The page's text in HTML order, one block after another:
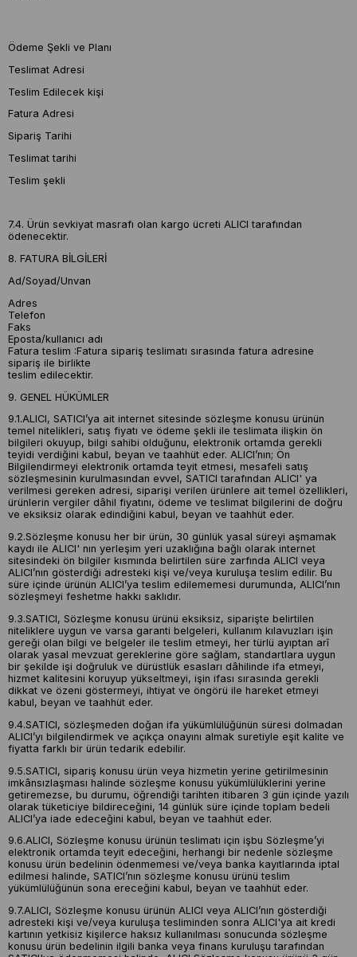
Ödeme Şekli ve Planı
Teslimat Adresi
Teslim Edilecek kişi
Fatura Adresi
Sipariş Tarihi
Teslimat tarihi
Teslim şekli
7.4. Ürün sevkiyat masrafı olan kargo ücreti ALICI tarafından
ödenecektir.
8. FATURA BİLGİLERİ
Ad/Soyad/Unvan
Adres
Telefon
Faks
Eposta/kullanıcı adı
Fatura teslim :Fatura sipariş teslimatı sırasında fatura adresine
sipariş ile birlikte
teslim edilecektir.
9. GENEL HÜKÜMLER
9.1.ALICI, SATICI’ya ait internet sitesinde sözleşme konusu ürünün
temel nitelikleri, satış fiyatı ve ödeme şekli ile teslimata ilişkin ön
bilgileri okuyup, bilgi sahibi olduğunu, elektronik ortamda gerekli
teyidi verdiğini kabul, beyan ve taahhüt eder. ALICI’nın; Ön
Bilgilendirmeyi elektronik ortamda teyit etmesi, mesafeli satış
sözleşmesinin kurulmasından evvel, SATICI tarafından ALICI' ya
verilmesi gereken adresi, siparişi verilen ürünlere ait temel özellikleri,
ürünlerin vergiler dâhil fiyatını, ödeme ve teslimat bilgilerini de doğru
ve eksiksiz olarak edindiğini kabul, beyan ve taahhüt eder.
9.2.Sözleşme konusu her bir ürün, 30 günlük yasal süreyi aşmamak
kaydı ile ALICI' nın yerleşim yeri uzaklığına bağlı olarak internet
sitesindeki ön bilgiler kısmında belirtilen süre zarfında ALICI veya
ALICI’nın gösterdiği adresteki kişi ve/veya kuruluşa teslim edilir. Bu
süre içinde ürünün ALICI’ya teslim edilememesi durumunda, ALICI’nın
sözleşmeyi feshetme hakkı saklıdır.
9.3.SATICI, Sözleşme konusu ürünü eksiksiz, siparişte belirtilen
niteliklere uygun ve varsa garanti belgeleri, kullanım kılavuzları işin
gereği olan bilgi ve belgeler ile teslim etmeyi, her türlü ayıptan arî
olarak yasal mevzuat gereklerine göre sağlam, standartlara uygun
bir şekilde işi doğruluk ve dürüstlük esasları dâhilinde ifa etmeyi,
hizmet kalitesini koruyup yükseltmeyi, işin ifası sırasında gerekli
dikkat ve özeni göstermeyi, ihtiyat ve öngörü ile hareket etmeyi
kabul, beyan ve taahhüt eder.
9.4.SATICI, sözleşmeden doğan ifa yükümlülüğünün süresi dolmadan
ALICI’yı bilgilendirmek ve açıkça onayını almak suretiyle eşit kalite ve
fiyatta farklı bir ürün tedarik edebilir.
9.5.SATICI, sipariş konusu ürün veya hizmetin yerine getirilmesinin
imkânsızlaşması halinde sözleşme konusu yükümlülüklerini yerine
getiremezse, bu durumu, öğrendiği tarihten itibaren 3 gün içinde yazılı
olarak tüketiciye bildireceğini, 14 günlük süre içinde toplam bedeli
ALICI’ya iade edeceğini kabul, beyan ve taahhüt eder.
9.6.ALICI, Sözleşme konusu ürünün teslimatı için işbu Sözleşme’yi
elektronik ortamda teyit edeceğini, herhangi bir nedenle sözleşme
konusu ürün bedelinin ödenmemesi ve/veya banka kayıtlarında iptal
edilmesi halinde, SATICI’nın sözleşme konusu ürünü teslim
yükümlülüğünün sona ereceğini kabul, beyan ve taahhüt eder.
9.7.ALICI, Sözleşme konusu ürünün ALICI veya ALICI’nın gösterdiği
adresteki kişi ve/veya kuruluşa tesliminden sonra ALICI'ya ait kredi
kartının yetkisiz kişilerce haksız kullanılması sonucunda sözleşme
konusu ürün bedelinin ilgili banka veya finans kuruluşu tarafından